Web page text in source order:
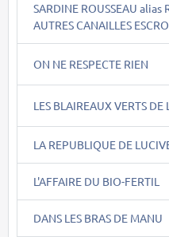
SARDINE ROUSSEAU alias
AUTRES CANAILLES
ON NE RESPECTE RIEN
LES BLAIREAUX VERTS DE
LA REPUBLIQUE DE
L'AFFAIRE DU BIO-FERTIL
DANS LES BRAS DE MANU